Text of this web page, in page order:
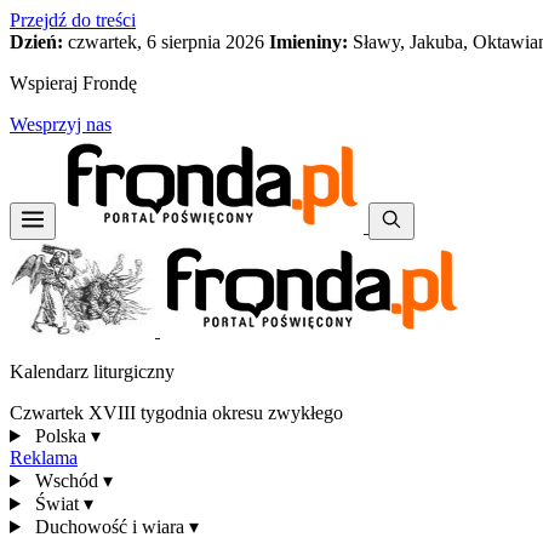
Przejdź do treści
Dzień: czwartek, 6 sierpnia 2026 Imieniny: Sławy, Jakuba,
Wspieraj Frondę
Wesprzyj nas
Kalendarz liturgiczny
Czwartek XVIII tygodnia okresu zwykłego
Polska ▾
Reklama
Wschód ▾
Świat ▾
Duchowość i wiara ▾